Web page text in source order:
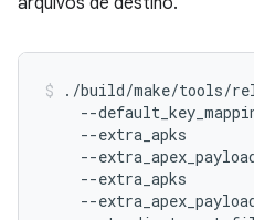
./build/make/tools/
--
--extra_apks
--
--extra_apks
--